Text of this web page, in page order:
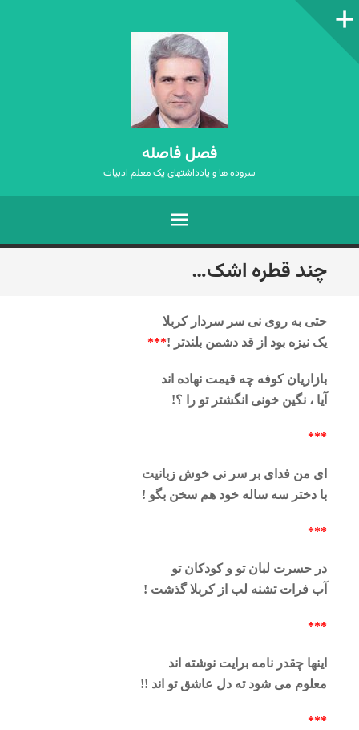
ستون‌کناری
فصل فاصله
سروده ها و یادداشتهای یک معلم ادبیات
فهرست
رفتن
به
چند قطره اشک…
حتی به روی نی سر سردار کربلا
یک نیزه بود از قد دشمن بلندتر !***
بازاریان کوفه چه قیمت نهاده اند
آیا ، نگین خونی انگشتر تو را ؟!
***
ای من فدای بر سر نی خوش زبانیت
با دختر سه ساله خود هم سخن بگو !
***
در حسرت لبان تو و کودکان تو
آب فرات تشنه لب از کربلا گذشت !
***
اینها چقدر نامه برایت نوشته اند
معلوم می شود ته دل عاشق تو اند !!
***